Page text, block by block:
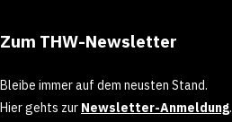
Zum THW-Newsletter
Bleibe immer auf dem neusten Stand.
Hier gehts zur Newsletter-Anmeldung.